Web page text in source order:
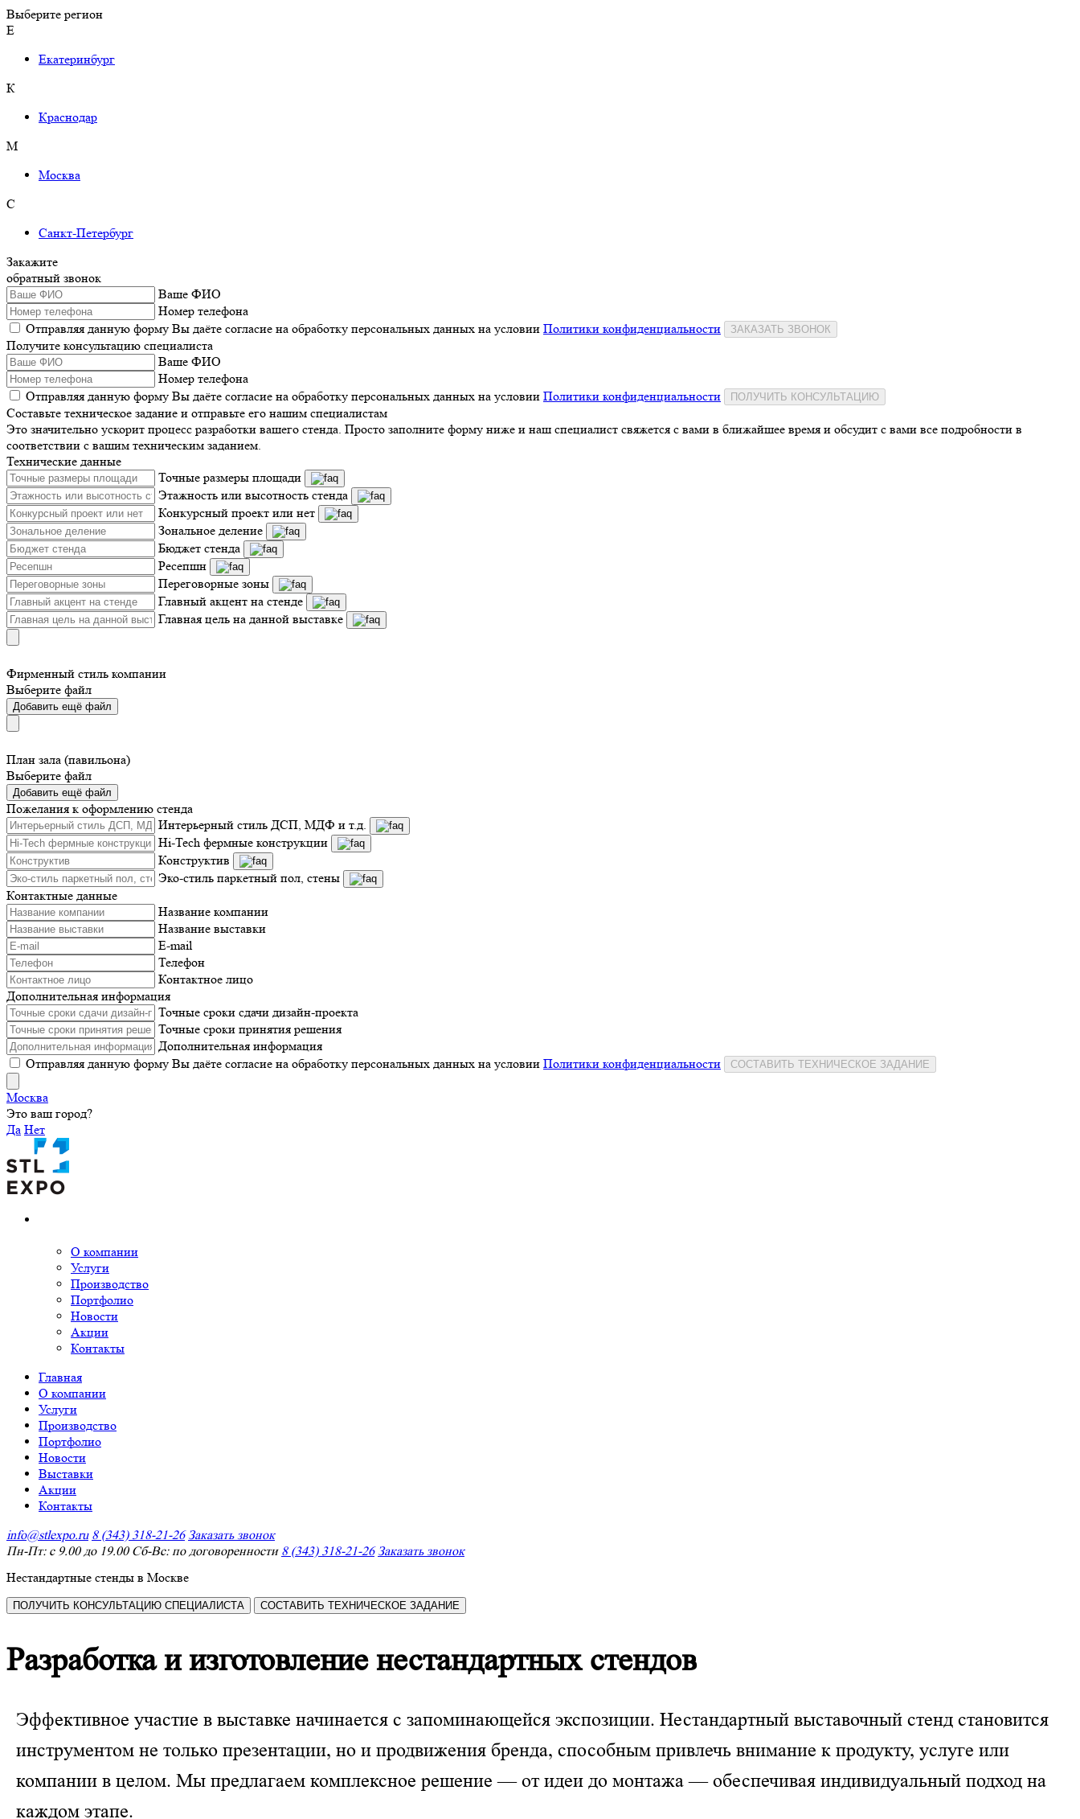
Выберите регион
Е
Екатеринбург
К
Краснодар
М
Москва
С
Санкт-Петербург
Закажите
обратный звонок
Ваше ФИО
Номер телефона
Отправляя данную форму Вы даёте согласие на обработку персональных данных на условии Политики конфиденциальности ЗАКАЗАТЬ ЗВОНОК
Получите консультацию специалиста
Ваше ФИО
Номер телефона
Отправляя данную форму Вы даёте согласие на обработку персональных данных на условии Политики конфиденциальности ПОЛУЧИТЬ КОНСУЛЬТАЦИЮ
Составьте техническое задание и отправьте его нашим специалистам
Это значительно ускорит процесс разработки вашего стенда. Просто заполните форму ниже и наш специалист свяжется с вами в ближайшее время и обсудит с вами все подробности в
соответствии с вашим техническим заданием.
Технические данные
Точные размеры площади
Этажность или высотность стенда
Конкурсный проект или нет
Зональное деление
Бюджет стенда
Ресепшн
Переговорные зоны
Главный акцент на стенде
Главная цель на данной выставке
Фирменный стиль компании
Выберите файл
Добавить ещё файл
План зала (павильона)
Выберите файл
Добавить ещё файл
Пожелания к оформлению стенда
Интерьерный стиль ДСП, МДФ и т.д.
Hi-Tech фермные конструкции
Конструктив
Эко-стиль паркетный пол, стены
Контактные данные
Название компании
Название выставки
E-mail
Телефон
Контактное лицо
Дополнительная информация
Точные сроки сдачи дизайн-проекта
Точные сроки принятия решения
Дополнительная информация
Отправляя данную форму Вы даёте согласие на обработку персональных данных на условии Политики конфиденциальности СОСТАВИТЬ ТЕХНИЧЕСКОЕ ЗАДАНИЕ
Москва
Это ваш город?
Да Нет
О компании
Услуги
Производство
Портфолио
Новости
Акции
Контакты
Главная
О компании
Услуги
Производство
Портфолио
Новости
Выставки
Акции
Контакты
info@stlexpo.ru 8 (343) 318-21-26 Заказать звонок
Пн-Пт: с 9.00 до 19.00 Сб-Вс: по договоренности 8 (343) 318-21-26 Заказать звонок
Нестандартные стенды в Москве
ПОЛУЧИТЬ КОНСУЛЬТАЦИЮ СПЕЦИАЛИСТА СОСТАВИТЬ ТЕХНИЧЕСКОЕ ЗАДАНИЕ
Разработка и изготовление нестандартных стендов
Эффективное участие в выставке начинается с запоминающейся экспозиции. Нестандартный выставочный стенд становится
инструментом не только презентации, но и продвижения бренда, способным привлечь внимание к продукту, услуге или
компании в целом. Мы предлагаем комплексное решение — от идеи до монтажа — обеспечивая индивидуальный подход на
каждом этапе.